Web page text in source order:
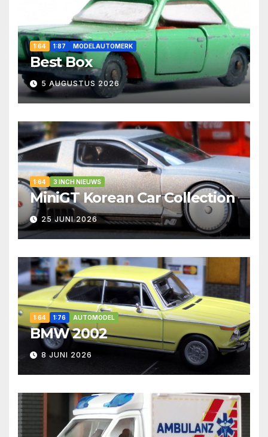
1:64 1:87 MODELAUTOMERK
Best Box
5 AUGUSTUS 2026
1:64 3 INCH NIEUWS
MiniGT Korean Car Collection
25 JUNI 2026
1:64 1:76 AUTOMODEL
BMW 2002
8 JUNI 2026